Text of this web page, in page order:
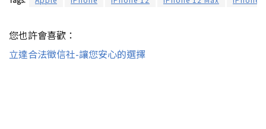
您也許會喜歡：
立達合法徵信社-讓您安心的選擇